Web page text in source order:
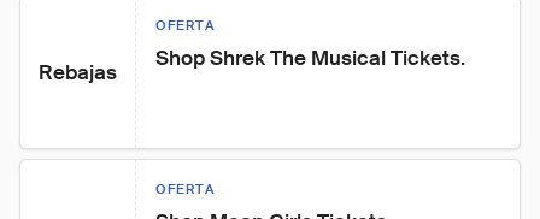
Rebajas
OFERTA
Shop Shrek The Musical Tickets.
OFERTA